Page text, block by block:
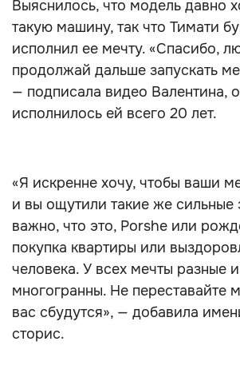
Выяснилось, что модель давно
такую машину, так что Тимати
исполнил ее мечту. «Спасибо,
продолжай дальше запускать
— подписала видео Валентина,
исполнилось ей всего 20 лет.
«Я искренне хочу, чтобы ваши
и вы ощутили такие же
важно, что это, Porshe или
покупка квартиры или
человека. У всех мечты разные
многогранны. Не переставайте
вас сбудутся», — добавила
сторис.